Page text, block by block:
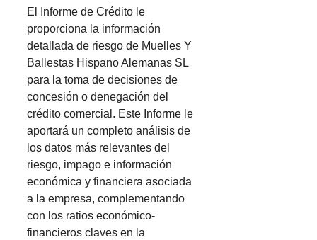
El Informe de Crédito le
proporciona la información
detallada de riesgo de Muelles Y
Ballestas Hispano Alemanas SL
para la toma de decisiones de
concesión o denegación del
crédito comercial. Este Informe le
aportará un completo análisis de
los datos más relevantes del
riesgo, impago e información
económica y financiera asociada
a la empresa, complementando
con los ratios económico-
financieros claves en la